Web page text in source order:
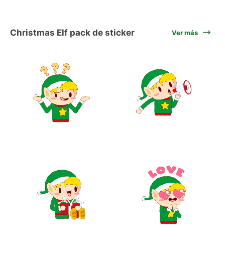
Christmas Elf pack de sticker Ver más